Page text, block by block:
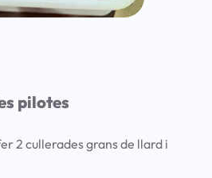
pilotes
2 cullerades grans de llard i